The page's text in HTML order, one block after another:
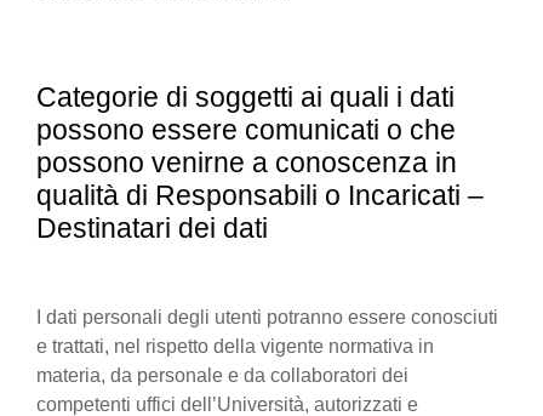
Categorie di soggetti ai quali i dati
possono essere comunicati o che
possono venirne a conoscenza in
qualità di Responsabili o Incaricati –
Destinatari dei dati
I dati personali degli utenti potranno essere conosciuti
e trattati, nel rispetto della vigente normativa in
materia, da personale e da collaboratori dei
competenti uffici dell’Università, autorizzati e